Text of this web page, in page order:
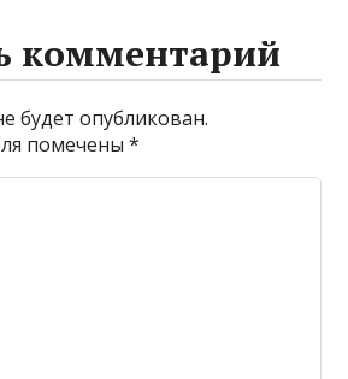
комментарий
будет опубликован.
помечены*